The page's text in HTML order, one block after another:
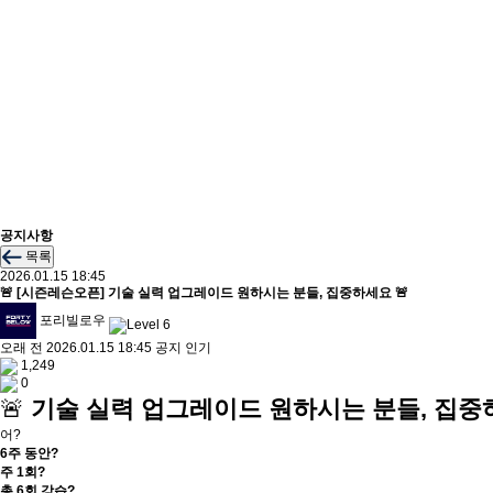
공지사항
목록
2026.01.15 18:45
🚨 [시즌레슨오픈] 기술 실력 업그레이드 원하시는 분들, 집중하세요 🚨
포리빌로우
오래 전 2026.01.15 18:45 공지 인기
1,249
0
🚨 기술 실력 업그레이드 원하시는 분들, 집중
어?
6주 동안?
주 1회?